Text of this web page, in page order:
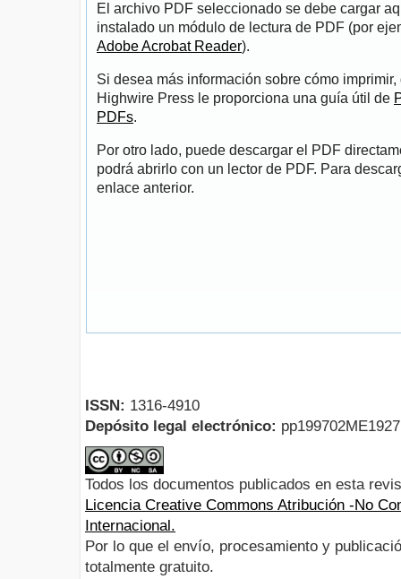
El archivo PDF seleccionado se debe cargar
instalado un módulo de lectura de PDF (por
Adobe Acrobat Reader).
Si desea más información sobre cómo
Highwire Press le proporciona una guía útil de
PDFs.
Por otro lado, puede descargar el PDF
podrá abrirlo con un lector de PDF. Para
enlace anterior.
ISSN: 1316-4910
Depósito legal electrónico:
Todos los documentos publicados en esta
Licencia Creative Commons Atribución -No
Internacional.
Por lo que el envío, procesamiento y
totalmente gratuito.